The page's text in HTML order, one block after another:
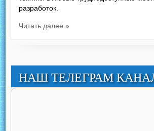
разработок.
Читать далее »
НАШ ТЕЛЕГРАМ